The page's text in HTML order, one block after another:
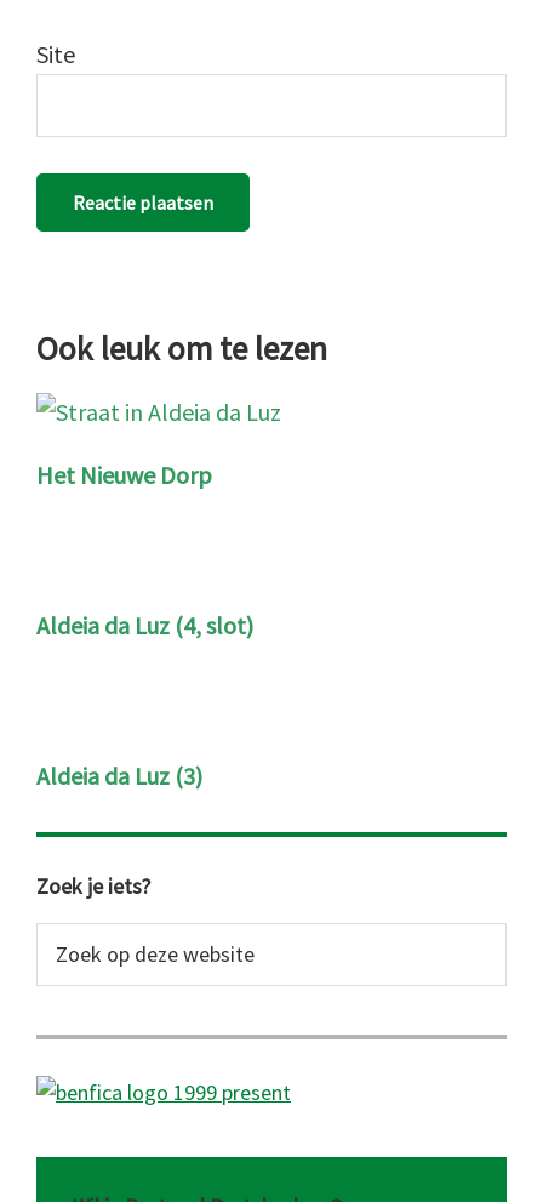
Site
Ook leuk om te lezen
Het Nieuwe Dorp
Aldeia da Luz (4, slot)
Aldeia da Luz (3)
Primaire
Sidebar
Zoek je iets?
op
website